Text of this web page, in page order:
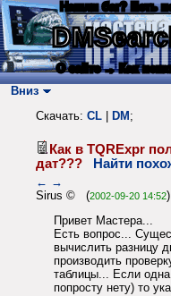
Нашли баг? Есть
О сайте → Как
Вниз
Скачать: CL DM ;
Как в TQRExpr
дат???
Найти
← →
Sirus © (2002-09-20 14:52)
Привет Мастера...
Есть вопрос...
вычислить разницу
производить
таблицы... Если
попросту нету) то